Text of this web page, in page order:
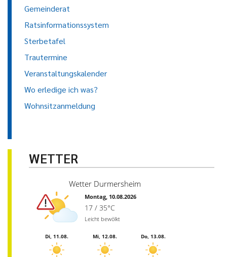
Gemeinderat
Ratsinformationssystem
Sterbetafel
Trautermine
Veranstaltungskalender
Wo erledige ich was?
Wohnsitzanmeldung
WETTER
Wetter Durmersheim
Montag, 10.08.2026
17 / 35°C
Leicht bewölkt
Di, 11.08. Mi, 12.08. Do, 13.08.